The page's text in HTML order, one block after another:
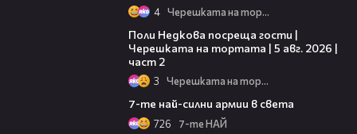
4 Черешката на тортата
Поли Недкова посреща гости |
Черешката на тортата | 5 авг. 2026 |
част 2
3 Черешката на тортата
7-те най-силни армии в света
726 7-те НАЙ